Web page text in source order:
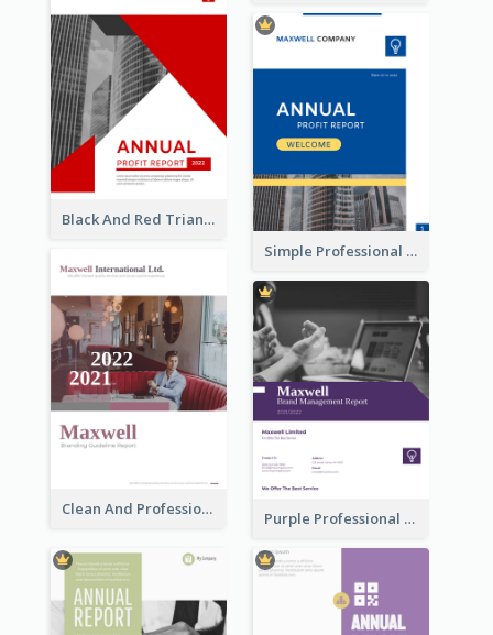
Black And Red Triangular Annual Report Design Ideas
Simple Professional Blue Business Report Design Ideas
Clean And Professional Business Report Design Ideas
Purple Professional Branding Auditing Report Templates